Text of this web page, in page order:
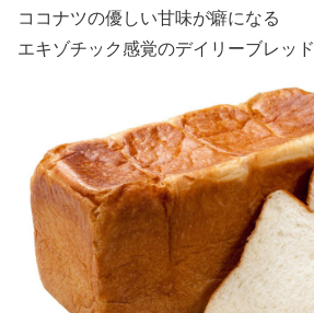
ココナツの優しい甘味が癖になる
エキゾチック感覚のデイリーブレッド